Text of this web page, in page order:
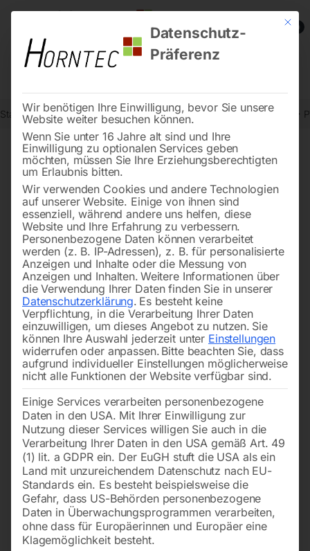
0
Start Schweisstechnologie Plasma-Zubehör und Verschleißteile
PVC-Griffhalterung Nr. 2
Mit
Datenschutz-
Präferenz
Wir benötigen Ihre Einwilligung, bevor Sie unsere
Website weiter besuchen können.
Wenn Sie unter 16 Jahre alt sind und Ihre
Einwilligung zu optionalen Services geben
möchten, müssen Sie Ihre Erziehungsberechtigten
um Erlaubnis bitten.
Wir verwenden Cookies und andere Technologien
auf unserer Website. Einige von ihnen sind
essenziell, während andere uns helfen, diese
Website und Ihre Erfahrung zu verbessern.
Personenbezogene Daten können verarbeitet
werden (z. B. IP-Adressen), z. B. für personalisierte
Anzeigen und Inhalte oder die Messung von
Anzeigen und Inhalten. Weitere Informationen über
die Verwendung Ihrer Daten finden Sie in unserer
Datenschutzerklärung. Es besteht keine
Verpflichtung, in die Verarbeitung Ihrer Daten
einzuwilligen, um dieses Angebot zu nutzen. Sie
können Ihre Auswahl jederzeit unter Einstellungen
widerrufen oder anpassen. Bitte beachten Sie, dass
aufgrund individueller Einstellungen möglicherweise
nicht alle Funktionen der Website verfügbar sind.
Einige Services verarbeiten personenbezogene
Daten in den USA. Mit Ihrer Einwilligung zur
Nutzung dieser Services willigen Sie auch in die
Verarbeitung Ihrer Daten in den USA gemäß Art. 49
(1) lit. a GDPR ein. Der EuGH stuft die USA als ein
Land mit unzureichendem Datenschutz nach EU-
Standards ein. Es besteht beispielsweise die
Gefahr, dass US-Behörden personenbezogene
Daten in Überwachungsprogrammen verarbeiten,
ohne dass für Europäerinnen und Europäer eine
Klagemöglichkeit besteht.